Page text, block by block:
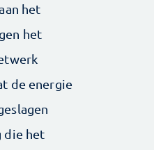
het
het
de energie
die het